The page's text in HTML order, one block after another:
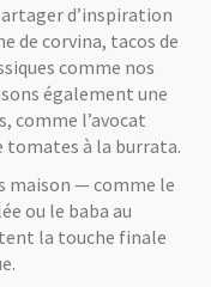
d’inspiration
de corvina, tacos de
comme nos
également une
comme l’avocat
tomates à la burrata.
maison — comme le
ou le baba au
la touche finale